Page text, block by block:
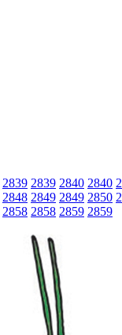
2839 2839 2840 2840
2848 2849 2849 2850
2858 2858 2859 2859